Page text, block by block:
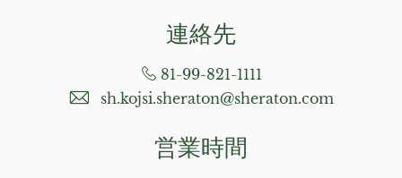
連絡先
81-99-821-1111
sh.kojsi.sheraton@sheraton.com
営業時間